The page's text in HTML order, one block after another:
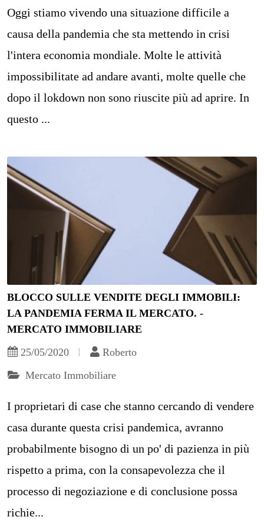
Oggi stiamo vivendo una situazione difficile a
causa della pandemia che sta mettendo in crisi
l'intera economia mondiale. Molte le attività
impossibilitate ad andare avanti, molte quelle che
dopo il lokdown non sono riuscite più ad aprire. In
questo ...
BLOCCO SULLE VENDITE DEGLI IMMOBILI:
LA PANDEMIA FERMA IL MERCATO. -
MERCATO IMMOBILIARE
25/05/2020
Roberto
Mercato Immobiliare
I proprietari di case che stanno cercando di vendere
casa durante questa crisi pandemica, avranno
probabilmente bisogno di un po' di pazienza in più
rispetto a prima, con la consapevolezza che il
processo di negoziazione e di conclusione possa
richie...